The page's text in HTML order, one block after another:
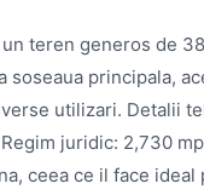
teren generos de
principala,
utilizari. Detalii
juridic: 2,730
ceea ce il face